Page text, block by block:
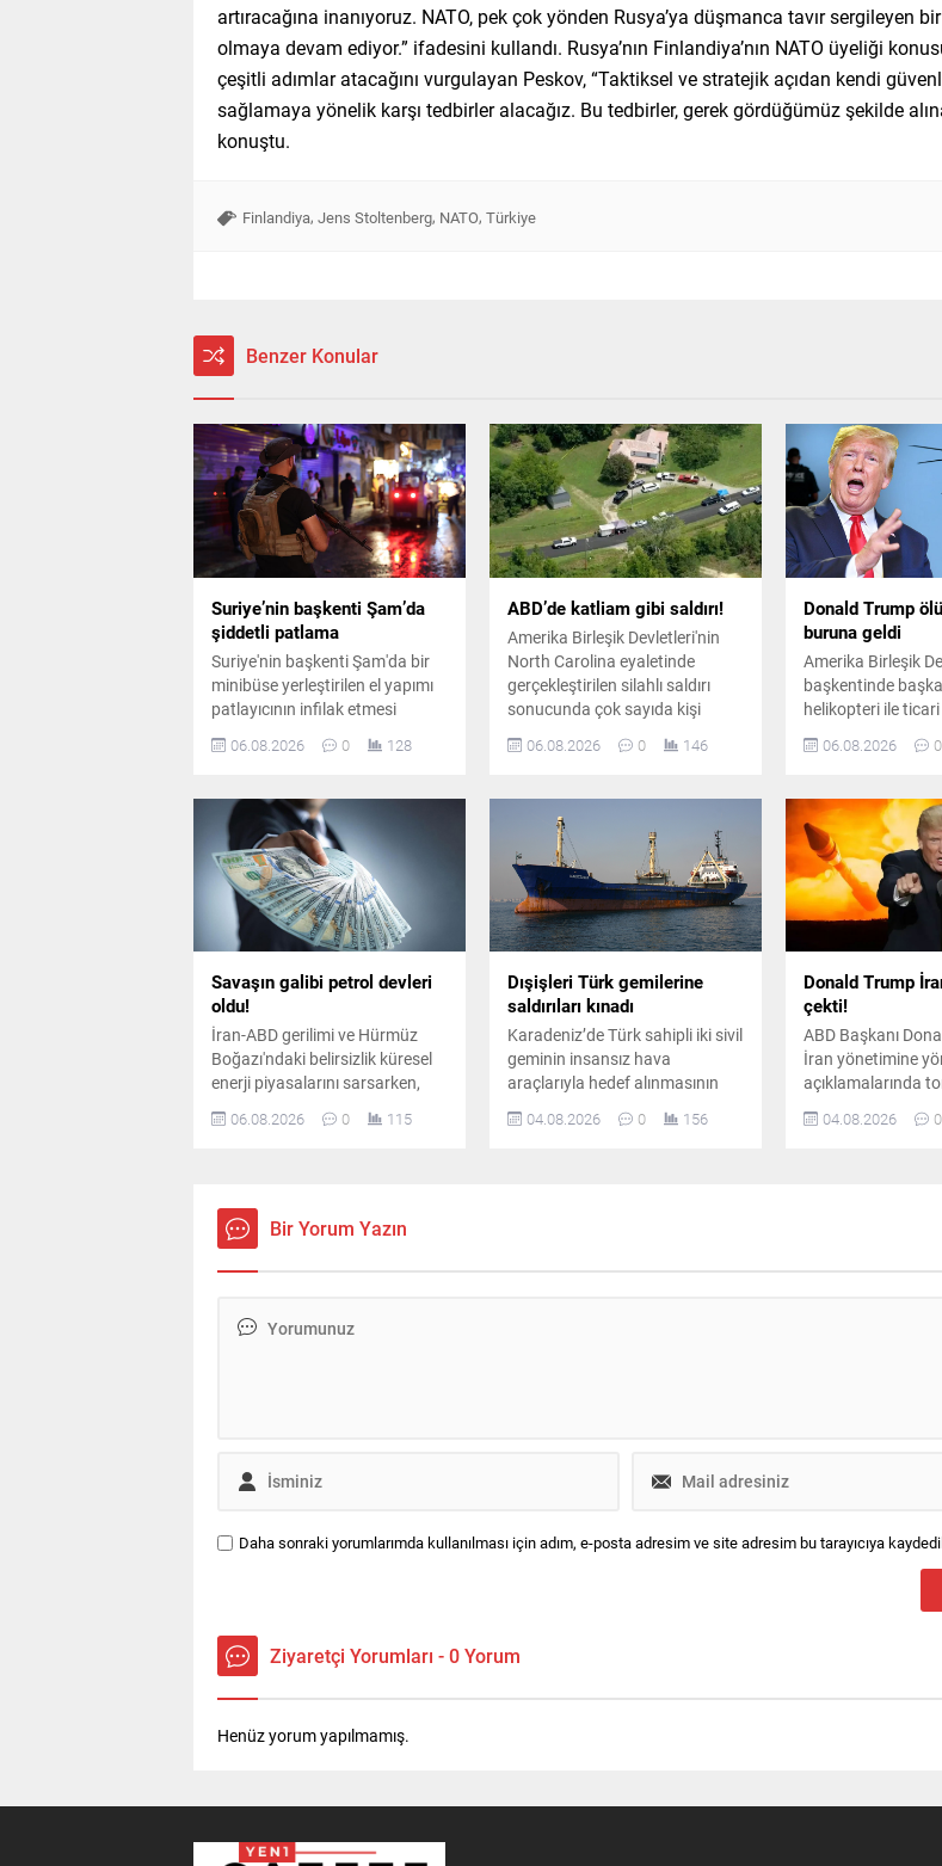
artıracağına inanıyoruz. NATO, pek çok yönden Rusya’ya düşmanca tavır sergileyen
olmaya devam ediyor.” ifadesini kullandı. Rusya’nın Finlandiya’nın NATO üyeliği
çeşitli adımlar atacağını vurgulayan Peskov, “Taktiksel ve stratejik açıdan kendi
sağlamaya yönelik karşı tedbirler alacağız. Bu tedbirler, gerek gördüğümüz şekilde
konuştu.
Finlandiya, Jens Stoltenberg, NATO, Türkiye
Benzer Konular
Suriye’nin başkenti Şam’da
şiddetli patlama
Suriye'nin başkenti Şam'da bir
minibüse yerleştirilen el yapımı
patlayıcının infilak etmesi
bildirildi. Saldırının Ceramana
açıklandı.
06.08.2026 0 128
ABD’de katliam gibi saldırı!
Amerika Birleşik Devletleri'nin
North Carolina eyaletinde
gerçekleştirilen silahlı saldırı
sonucunda çok sayıda kişi
sayıda ekip sevk edilirken olayla
başlatıldı.
06.08.2026 0 146
Donald Trump
buruna geldi
Amerika Birleşik
başkentinde
helikopteri ile
yakınlaştı. Emniyet
havacılık
soruşturma
06.08.2026 0
Savaşın galibi petrol devleri
oldu!
İran-ABD gerilimi ve Hürmüz
Boğazı'ndaki belirsizlik küresel
enerji piyasalarını sarsarken,
dünyanın en büyük sekiz petrol
şirketi yılın ikinci çeyreğinde
06.08.2026 0 115
Dışişleri Türk gemilerine
saldırıları kınadı
Karadeniz’de Türk sahipli iki sivil
geminin insansız hava
araçlarıyla hedef alınmasının
ardından Dışişleri Bakanlığı,
yaralanan personelin
04.08.2026 0 156
Donald Trump
çekti!
ABD Başkanı
İran yönetimine
açıklamalarında
sertleştirerek
“anlaşma ya da
04.08.2026 0
Bir Yorum Yazın
Daha sonraki yorumlarımda kullanılması için adım, e-posta adresim ve site adresim bu tarayıcıya
Ziyaretçi Yorumları - 0 Yorum
Henüz yorum yapılmamış.